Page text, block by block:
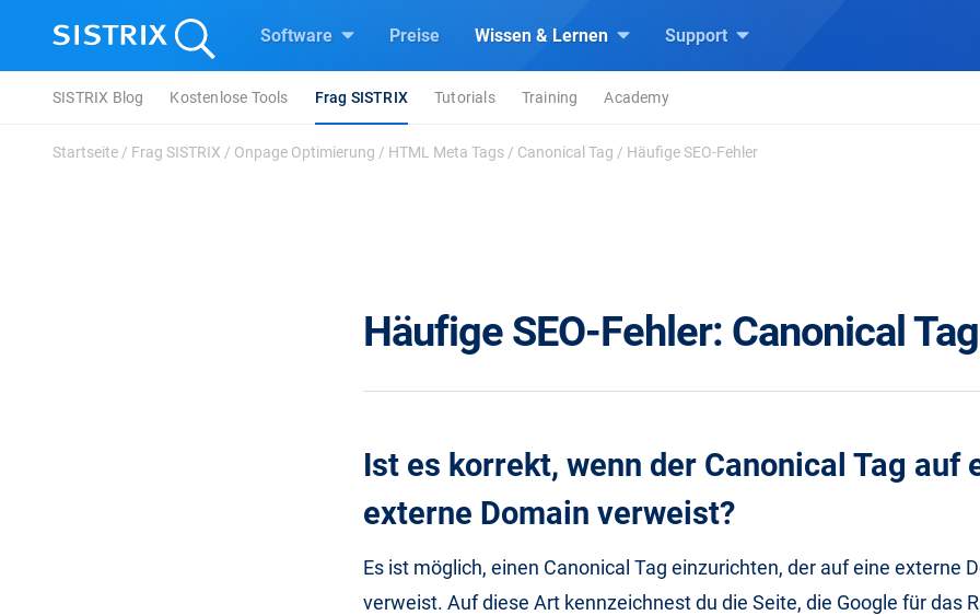
Software Preise Wissen & Lernen Support
SISTRIX Blog Kostenlose Tools Frag SISTRIX Tutorials Training Academy
Startseite / Frag SISTRIX / Onpage Optimierung / HTML Meta Tags / Canonical Tag / Häufige SEO-Fehler
Häufige SEO-Fehler: Canonical
Ist es korrekt, wenn der Canonical Tag auf
externe Domain verweist?
Es ist möglich, einen Canonical Tag einzurichten, der auf eine externe
verweist. Auf diese Art kennzeichnest du die Seite, die Google für das